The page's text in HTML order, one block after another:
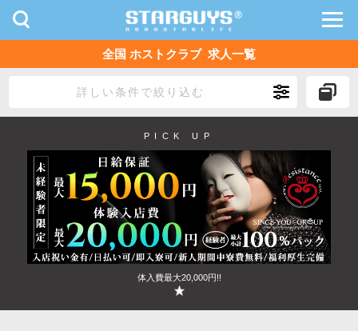
北海道・東北
toggle
navigation
全国 ホストクラブ 求人一覧
詳しい条件で絞り込む
PICK UP
体入費最大20,000円!!